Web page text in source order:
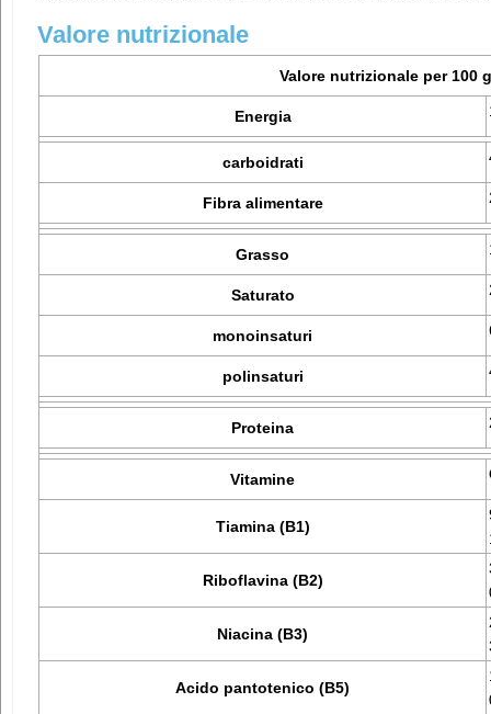
Valore nutrizionale
Valore nutrizionale per 100
Energia
carboidrati
Fibra alimentare
Grasso
Saturato
monoinsaturi
polinsaturi
Proteina
Vitamine
Tiamina (B1)
Riboflavina (B2)
Niacina (B3)
Acido pantotenico (B5)